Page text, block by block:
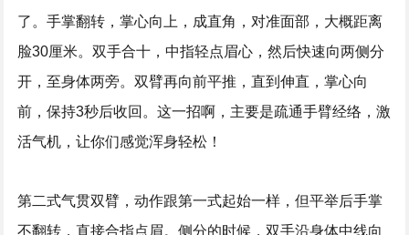
了。手掌翻转，掌心向上，成直角，对准面部，大概距离
脸30厘米。双手合十，中指轻点眉心，然后快速向两侧分
开，至身体两旁。双臂再向前平推，直到伸直，掌心向
前，保持3秒后收回。这一招啊，主要是疏通手臂经络，激
活气机，让你们感觉浑身轻松！
第二式气贯双臂，动作跟第一式起始一样，但平举后手掌
不翻转，直接合指点眉。侧分的时候，双手沿身体中线向